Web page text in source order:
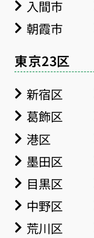
入間市
朝霞市
東京23区
新宿区
葛飾区
港区
墨田区
目黒区
中野区
荒川区